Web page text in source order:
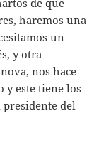
de que
haremos una
un
y otra
nos hace
y este tiene los
presidente del